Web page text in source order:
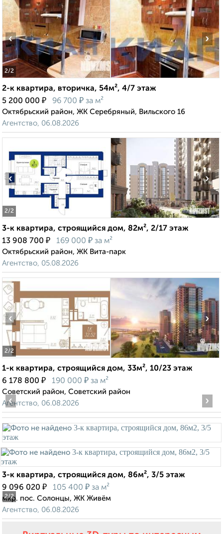
2/2
‹ ›
2-к квартира, вторичка, 54м², 4/7 этаж
5 200 000 ₽ 96 700 ₽ за м²
Октябрьский район, ЖК Серебряный, Вильского 16
Агентство, 06.08.2026
2/2
‹ ›
3-к квартира, строящийся дом, 82м², 2/17 этаж
13 908 700 ₽ 169 000 ₽ за м²
Октябрьский район, ЖК Вита-парк
Агентство, 05.08.2026
2/2
‹ ›
1-к квартира, строящийся дом, 33м², 10/23 этаж
6 178 800 ₽ 190 000 ₽ за м²
Советский район, Советский район
Агентство, 06.08.2026
2/2
‹ ›
3-к квартира, строящийся дом, 86м², 3/5 этаж
9 096 020 ₽ 105 400 ₽ за м²
мкр. пос. Солонцы, ЖК Живём
Агентство, 06.08.2026